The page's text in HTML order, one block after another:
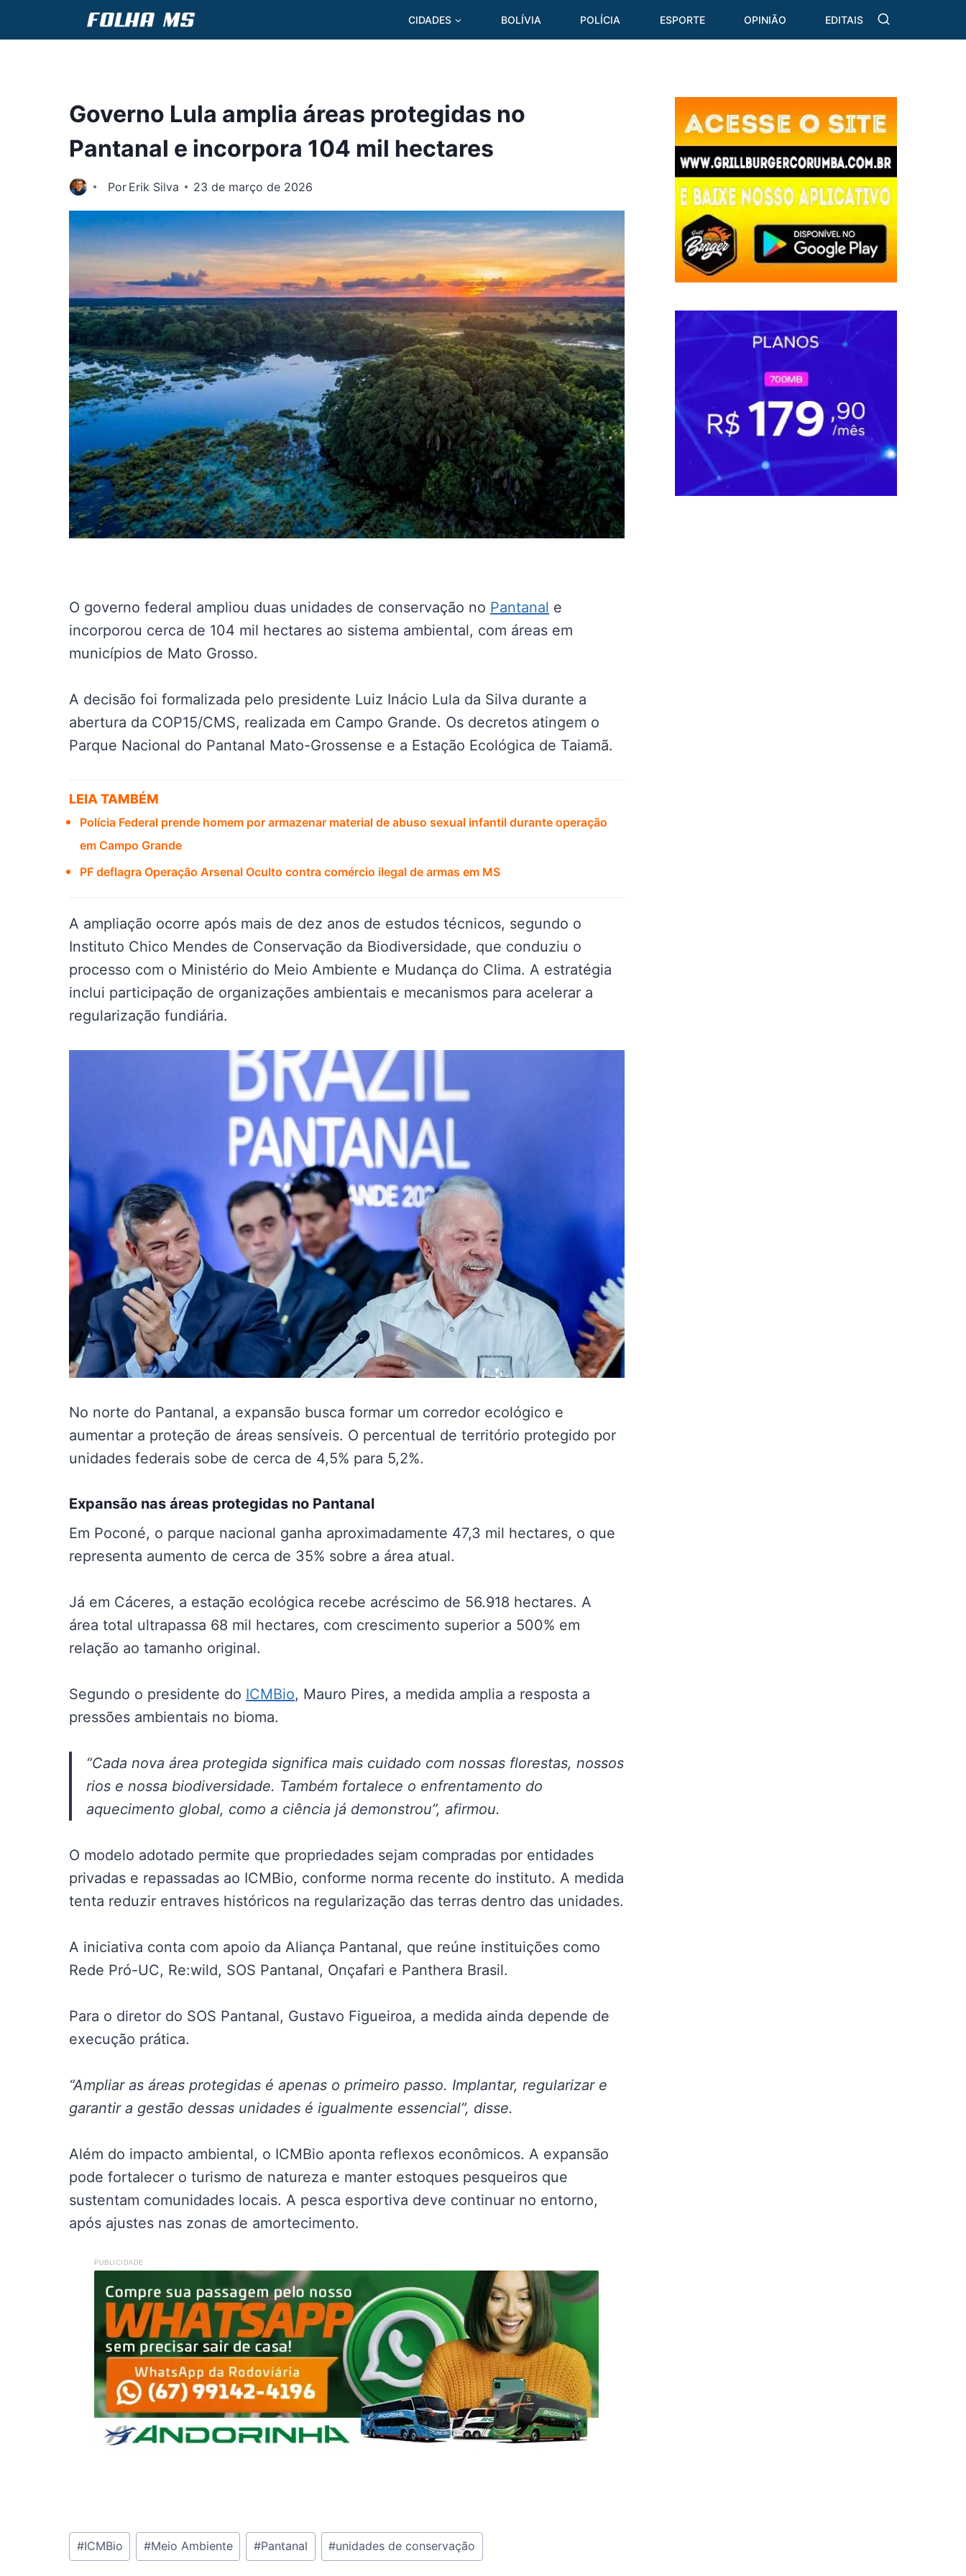
CIDADES BOLÍVIA POLÍCIA ESPORTE OPINIÃO EDITAIS
Governo Lula amplia áreas protegidas no
Pantanal e incorpora 104 mil hectares
Por Erik Silva 23 de março de 2026
O governo federal ampliou duas unidades de conservação no Pantanal e
incorporou cerca de 104 mil hectares ao sistema ambiental, com áreas em
municípios de Mato Grosso.
A decisão foi formalizada pelo presidente Luiz Inácio Lula da Silva durante a
abertura da COP15/CMS, realizada em Campo Grande. Os decretos atingem o
Parque Nacional do Pantanal Mato-Grossense e a Estação Ecológica de Taiamã.
LEIA TAMBÉM
Polícia Federal prende homem por armazenar material de abuso sexual infantil durante operação
em Campo Grande
PF deflagra Operação Arsenal Oculto contra comércio ilegal de armas em MS
A ampliação ocorre após mais de dez anos de estudos técnicos, segundo o
Instituto Chico Mendes de Conservação da Biodiversidade, que conduziu o
processo com o Ministério do Meio Ambiente e Mudança do Clima. A estratégia
inclui participação de organizações ambientais e mecanismos para acelerar a
regularização fundiária.
No norte do Pantanal, a expansão busca formar um corredor ecológico e
aumentar a proteção de áreas sensíveis. O percentual de território protegido por
unidades federais sobe de cerca de 4,5% para 5,2%.
Expansão nas áreas protegidas no Pantanal
Em Poconé, o parque nacional ganha aproximadamente 47,3 mil hectares, o que
representa aumento de cerca de 35% sobre a área atual.
Já em Cáceres, a estação ecológica recebe acréscimo de 56.918 hectares. A
área total ultrapassa 68 mil hectares, com crescimento superior a 500% em
relação ao tamanho original.
Segundo o presidente do ICMBio, Mauro Pires, a medida amplia a resposta a
pressões ambientais no bioma.
“Cada nova área protegida significa mais cuidado com nossas florestas, nossos
rios e nossa biodiversidade. Também fortalece o enfrentamento do
aquecimento global, como a ciência já demonstrou”, afirmou.
O modelo adotado permite que propriedades sejam compradas por entidades
privadas e repassadas ao ICMBio, conforme norma recente do instituto. A medida
tenta reduzir entraves históricos na regularização das terras dentro das unidades.
A iniciativa conta com apoio da Aliança Pantanal, que reúne instituições como
Rede Pró-UC, Re:wild, SOS Pantanal, Onçafari e Panthera Brasil.
Para o diretor do SOS Pantanal, Gustavo Figueiroa, a medida ainda depende de
execução prática.
“Ampliar as áreas protegidas é apenas o primeiro passo. Implantar, regularizar e
garantir a gestão dessas unidades é igualmente essencial”, disse.
Além do impacto ambiental, o ICMBio aponta reflexos econômicos. A expansão
pode fortalecer o turismo de natureza e manter estoques pesqueiros que
sustentam comunidades locais. A pesca esportiva deve continuar no entorno,
após ajustes nas zonas de amortecimento.
PUBLICIDADE
Tags
do
#ICMBio #Meio Ambiente #Pantanal #unidades de conservação